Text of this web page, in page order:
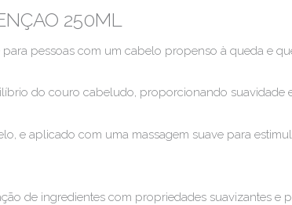
250ML
pessoas com um cabelo propenso à queda e
do couro cabeludo, proporcionando suavidade
e aplicado com uma massagem suave para
de ingredientes com propriedades